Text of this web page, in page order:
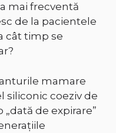
mai frecventă
de la pacientele
cât timp se
mamare
siliconic coeziv de
de expirare”